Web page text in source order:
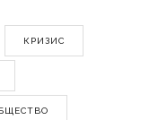
КРИЗИС